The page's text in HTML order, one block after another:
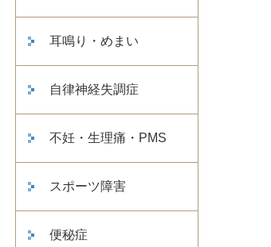
耳鳴り・めまい
自律神経失調症
不妊・生理痛・PMS
スポーツ障害
便秘症